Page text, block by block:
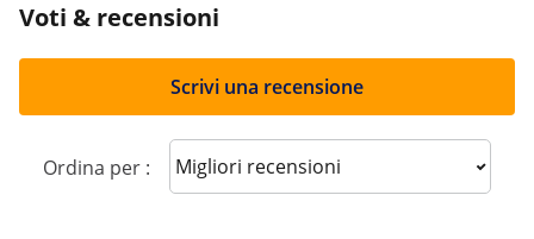
Voti & recensioni
Scrivi una recensione
Ordina per : Sort reviews